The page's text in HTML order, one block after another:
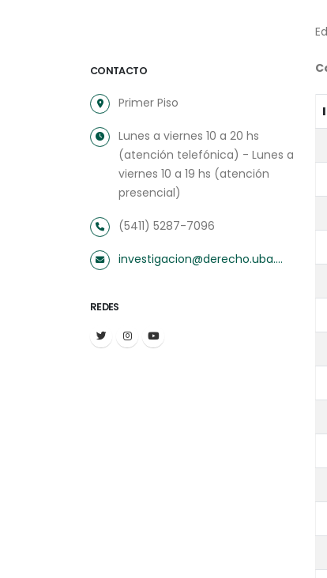
CONTACTO
Primer Piso
Lunes a viernes 10 a 20 hs
(atención telefónica) - Lunes a
viernes 10 a 19 hs (atención
presencial)
(5411) 5287-7096
investigacion@derecho.uba.ar
REDES